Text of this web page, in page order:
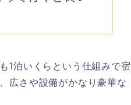
1泊いくらという仕組みで宿
広さや設備がかなり豪華な